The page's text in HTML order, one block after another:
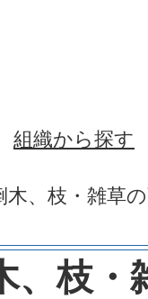
組織から探す
木、枝・雑草
、枝・